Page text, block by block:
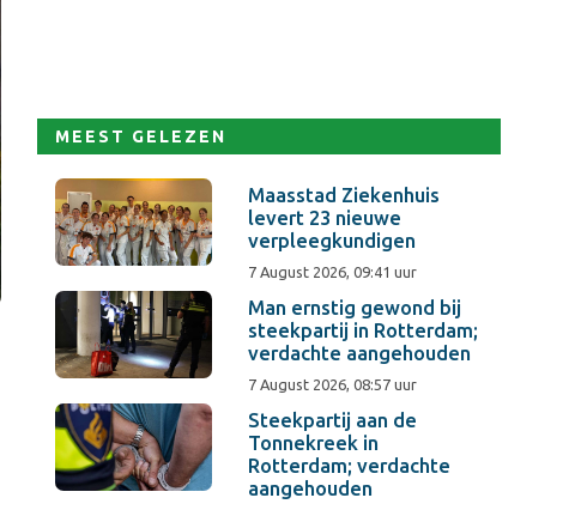
MEEST GELEZEN
Maasstad Ziekenhuis
levert 23 nieuwe
verpleegkundigen
7 August 2026, 09:41 uur
Man ernstig gewond bij
steekpartij in Rotterdam;
verdachte aangehouden
7 August 2026, 08:57 uur
Steekpartij aan de
Tonnekreek in
Rotterdam; verdachte
aangehouden